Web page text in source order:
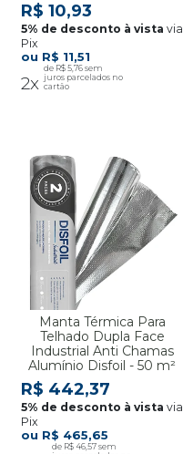
R$ 11,51
2x
R$ 5,76
R$ 10,93
via
Pix
Manta Térmica Para
Telhado Dupla Face
Industrial Anti Chamas
Alumínio Disfoil - 50 m²
R$ 465,65
R$ 46,57
R$ 442,37
via
Pix